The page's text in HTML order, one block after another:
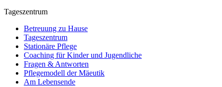
Tageszentrum
Betreuung zu Hause
Tageszentrum
Stationäre Pflege
Coaching für Kinder und Jugendliche
Fragen & Antworten
Pflegemodell der Mäeutik
Am Lebensende